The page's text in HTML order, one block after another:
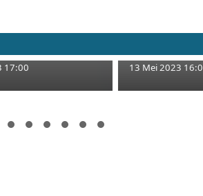
Pengajuan
Parpol Ini
17:00
Inilah
13 Mei 2023